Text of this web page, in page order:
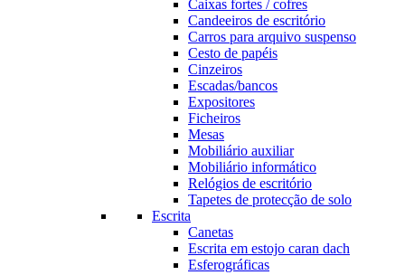
Caixas fortes / cofres
Candeeiros de escritório
Carros para arquivo suspenso
Cesto de papéis
Cinzeiros
Escadas/bancos
Expositores
Ficheiros
Mesas
Mobiliário auxiliar
Mobiliário informático
Relógios de escritório
Tapetes de protecção de solo
Escrita
Canetas
Escrita em estojo caran dach
Esferográficas